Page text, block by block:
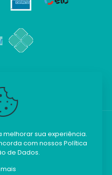
reservados.
melhorar sua experiência.
com nossos Política
de Dados.